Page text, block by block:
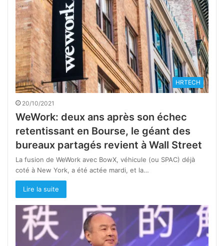
HRTECH
20/10/2021
WeWork: deux ans après son échec
retentissant en Bourse, le géant des
bureaux partagés revient à Wall Street
La fusion de WeWork avec BowX, véhicule (ou SPAC) déjà
coté à New York, a été actée mardi, et la…
Lire la suite